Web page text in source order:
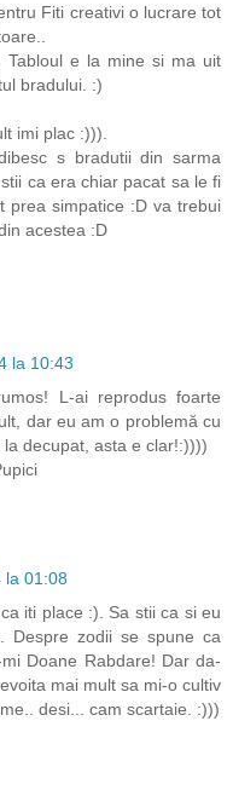
Fiti creativi o lucrare tot
e la mine si ma uit
bradului. :)
imi plac :))).
s bradutii din sarma
ca era chiar pacat sa le fi
prea simpatice :D va trebui
acestea :D
la 10:43
L-ai reprodus foarte
dar eu am o problemă cu
decupat, asta e clar!:))))
la 01:08
iti place :). Sa stii ca si eu
Despre zodii se spune ca
Doane Rabdare! Dar da-
mai mult sa mi-o cultiv
desi... cam scartaie. :)))